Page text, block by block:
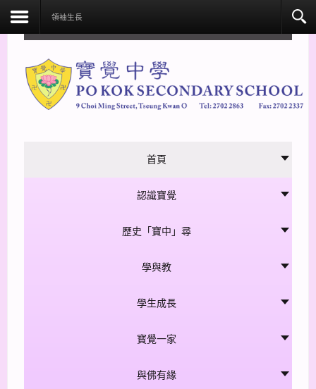
領袖生長
首頁
認識寶覺
歷史「寶中」尋
學與教
學生成長
寳覺一家
與佛有緣